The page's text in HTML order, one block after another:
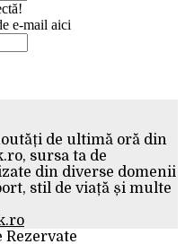
e-mail aici
de ultimă oră din
sursa ta de
din diverse domenii
stil de viață și multe